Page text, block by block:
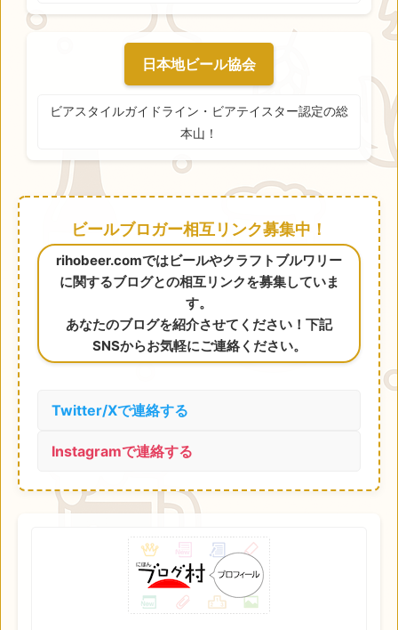
日本地ビール協会
ビアスタイルガイドライン・ビアテイスター認定の総
本山！
ビールブロガー相互リンク募集中！
rihobeer.comではビールやクラフトブルワリー
に関するブログとの相互リンクを募集していま
す。
あなたのブログを紹介させてください！下記
SNSからお気軽にご連絡ください。
Twitter/Xで連絡する
Instagramで連絡する